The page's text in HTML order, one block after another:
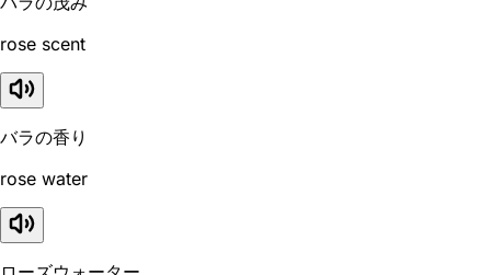
rose scent
バラの香り
rose water